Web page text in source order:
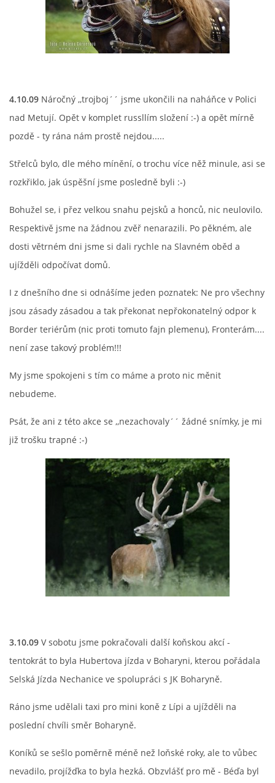
4.10.09 Náročný ,,trojboj´´ jsme ukončili na naháňce v Polici
nad Metují. Opět v komplet russllím složení :-) a opět mírně
pozdě - ty rána nám prostě nejdou.....
Střelců bylo, dle mého mínění, o trochu více něž minule, asi se
rozkřiklo, jak úspěšní jsme posledně byli :-)
Bohužel se, i přez velkou snahu pejsků a honců, nic neulovilo.
Respektivě jsme na žádnou zvěř nenarazili. Po pěkném, ale
dosti větrném dni jsme si dali rychle na Slavném oběd a
ujížděli odpočívat domů.
I z dnešního dne si odnášíme jeden poznatek: Ne pro všechny
jsou zásady zásadou a tak překonat nepřokonatelný odpor k
Border teriérům (nic proti tomuto fajn plemenu), Fronterám....
není zase takový problém!!!
My jsme spokojeni s tím co máme a proto nic měnit
nebudeme.
Psát, že ani z této akce se ,,nezachovaly´´ žádné snímky, je mi
již trošku trapné :-)
3.10.09 V sobotu jsme pokračovali další koňskou akcí -
tentokrát to byla Hubertova jízda v Boharyni, kterou pořádala
Selská Jízda Nechanice ve spolupráci s JK Boharyně.
Ráno jsme udělali taxi pro mini koně z Lípi a ujížděli na
poslední chvíli směr Boharyně.
Koníků se sešlo poměrně méně než loňské roky, ale to vůbec
nevadilo, projížďka to byla hezká. Obzvlášť pro mě - Béďa byl